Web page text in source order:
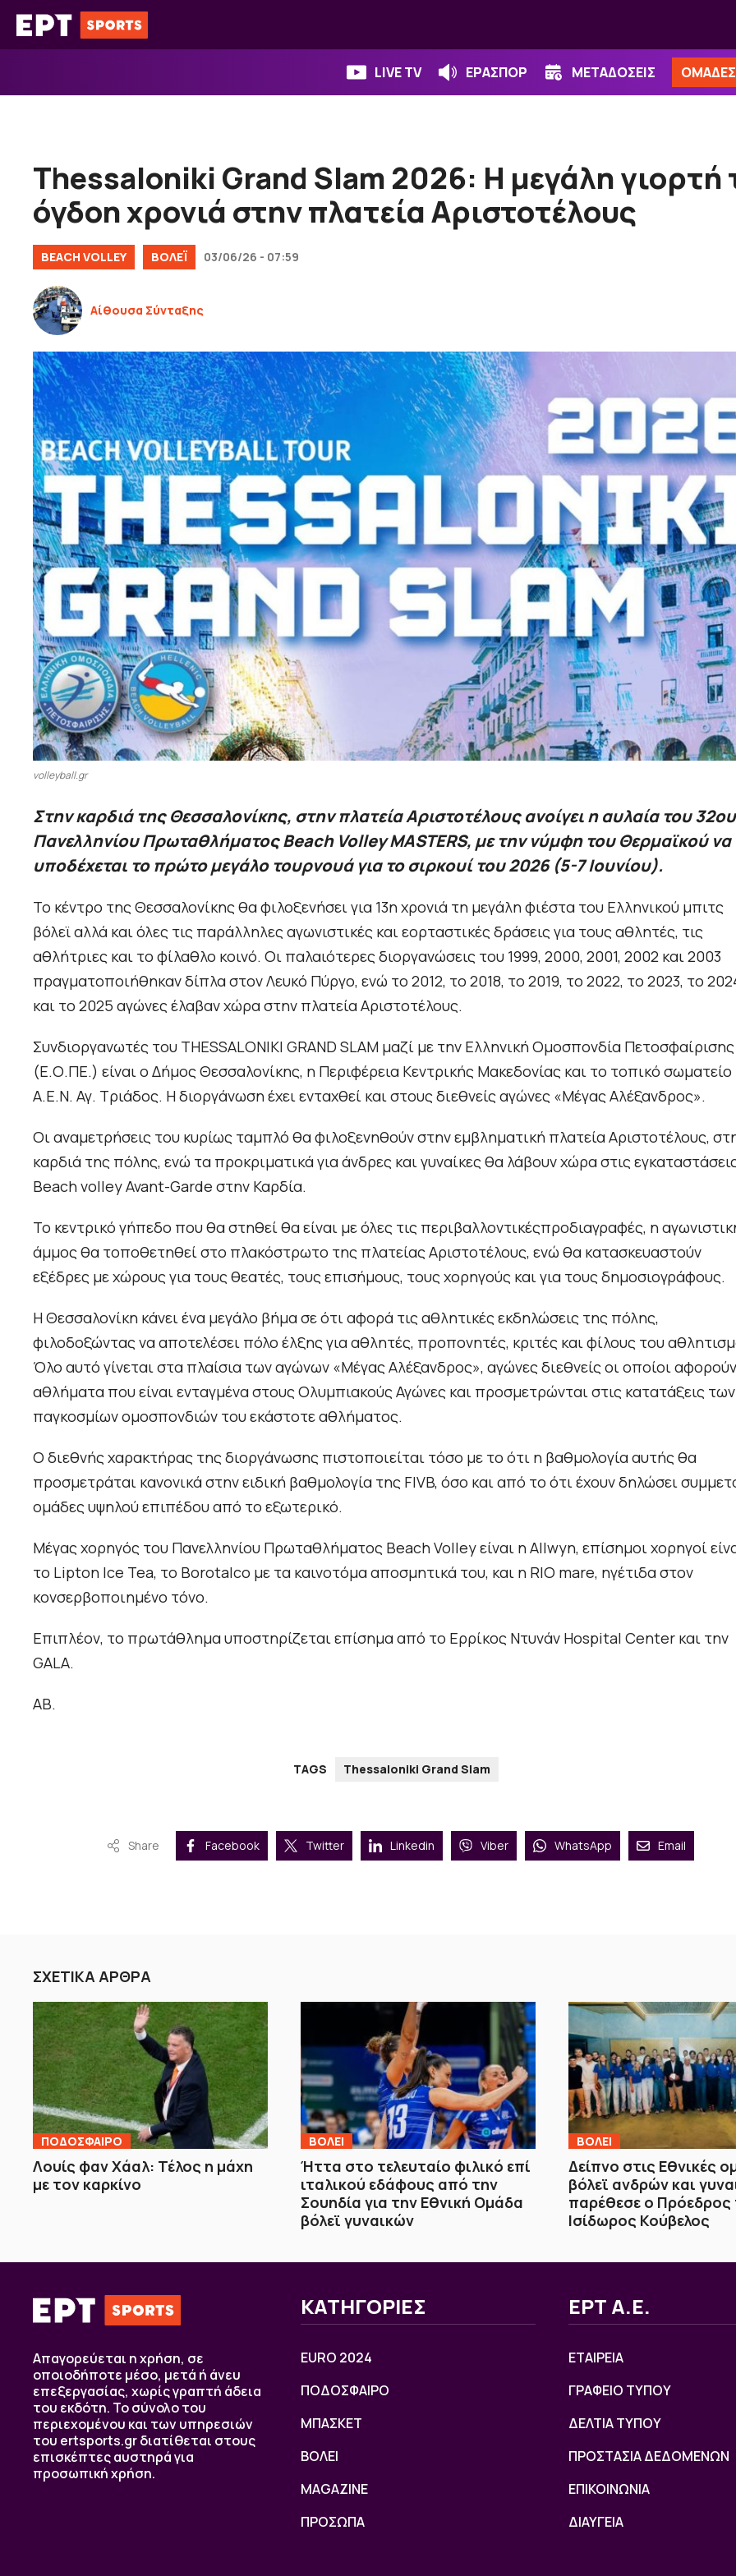
Μετάβαση
σε
LIVE TV ΕΡΑΣΠΟΡ ΜΕΤΑΔΟΣΕΙΣ ΟΜΑΔΕΣ
Thessaloniki Grand Slam 2026: Η μεγάλη γιορτή
όγδοη χρονιά στην πλατεία Αριστοτέλους
BEACH VOLLEY ΒOΛΕΪ 03/06/26 - 07:59
Αίθουσα Σύνταξης
volleyball.gr
Στην καρδιά της Θεσσαλονίκης, στην πλατεία Αριστοτέλους ανοίγει η αυλαία του 32ου
Πανελληνίου Πρωταθλήματος Beach Volley MASTERS, με την νύμφη του Θερμαϊκού να
υποδέχεται το πρώτο μεγάλο τουρνουά για το σιρκουί του 2026 (5-7 Ιουνίου).
Το κέντρο της Θεσσαλονίκης θα φιλοξενήσει για 13η χρονιά τη μεγάλη φιέστα του Ελληνικού μπιτς
βόλεϊ αλλά και όλες τις παράλληλες αγωνιστικές και εορταστικές δράσεις για τους αθλητές, τις
αθλήτριες και το φίλαθλο κοινό. Οι παλαιότερες διοργανώσεις του 1999, 2000, 2001, 2002 και 2003
πραγματοποιήθηκαν δίπλα στον Λευκό Πύργο, ενώ το 2012, το 2018, το 2019, το 2022, το 2023, το
και το 2025 αγώνες έλαβαν χώρα στην πλατεία Αριστοτέλους.
Συνδιοργανωτές του THESSALONIKI GRAND SLAM μαζί με την Ελληνική Ομοσπονδία Πετοσφαίρισης
(Ε.Ο.ΠΕ.) είναι ο Δήμος Θεσσαλονίκης, η Περιφέρεια Κεντρικής Μακεδονίας και το τοπικό σωματείο
Α.Ε.Ν. Αγ. Τριάδος. Η διοργάνωση έχει ενταχθεί και στους διεθνείς αγώνες «Μέγας Αλέξανδρος».
Οι αναμετρήσεις του κυρίως ταμπλό θα φιλοξενηθούν στην εμβληματική πλατεία Αριστοτέλους,
καρδιά της πόλης, ενώ τα προκριματικά για άνδρες και γυναίκες θα λάβουν χώρα στις
Beach volley Avant-Garde στην Καρδία.
Το κεντρικό γήπεδο που θα στηθεί θα είναι με όλες τις περιβαλλοντικέςπροδιαγραφές, η
άμμος θα τοποθετηθεί στο πλακόστρωτο της πλατείας Αριστοτέλους, ενώ θα κατασκευαστούν
εξέδρες με χώρους για τους θεατές, τους επισήμους, τους χορηγούς και για τους δημοσιογράφους.
H Θεσσαλονίκη κάνει ένα μεγάλο βήμα σε ότι αφορά τις αθλητικές εκδηλώσεις της πόλης,
φιλοδοξώντας να αποτελέσει πόλο έλξης για αθλητές, προπονητές, κριτές και φίλους του
Όλο αυτό γίνεται στα πλαίσια των αγώνων «Μέγας Αλέξανδρος», αγώνες διεθνείς οι οποίοι αφορούν
αθλήματα που είναι ενταγμένα στους Ολυμπιακούς Αγώνες και προσμετρώνται στις κατατάξεις των
παγκοσμίων ομοσπονδιών του εκάστοτε αθλήματος.
Ο διεθνής χαρακτήρας της διοργάνωσης πιστοποιείται τόσο με το ότι η βαθμολογία αυτής θα
προσμετράται κανονικά στην ειδική βαθμολογία της FIVB, όσο και από το ότι έχουν δηλώσει
ομάδες υψηλού επιπέδου από το εξωτερικό.
Μέγας χορηγός του Πανελληνίου Πρωταθλήματος Beach Volley είναι η Allwyn, επίσημοι χορηγοί
το Lipton Ice Tea, το Borotalco με τα καινοτόμα αποσμητικά του, και η RIO mare, ηγέτιδα στον
κονσερβοποιημένο τόνο.
Επιπλέον, το πρωτάθλημα υποστηρίζεται επίσημα από το Ερρίκος Ντυνάν Hospital Center και την
GALA.
ΑΒ.
TAGS Thessaloniki Grand Slam
Share Facebook Twitter Linkedin Viber WhatsApp Email
ΣΧΕΤΙΚΑ ΑΡΘΡΑ
ΠΟΔΟΣΦΑΙΡΟ
Λουίς φαν Χάαλ: Τέλος η μάχη
με τον καρκίνο
ΒOΛΕΙ
Ήττα στο τελευταίο φιλικό επί
ιταλικού εδάφους από την
Σουηδία για την Εθνική Ομάδα
βόλεϊ γυναικών
ΒOΛΕΙ
Δείπνο στις Εθνικές
βόλεϊ ανδρών και
παρέθεσε ο Πρόεδρος
Ισίδωρος Κούβελος
Απαγορεύεται η χρήση, σε
οποιοδήποτε μέσο, μετά ή άνευ
επεξεργασίας, χωρίς γραπτή άδεια
του εκδότη. Το σύνολο του
περιεχομένου και των υπηρεσιών
του ertsports.gr διατίθεται στους
επισκέπτες αυστηρά για
προσωπική χρήση.
ΚΑΤΗΓΟΡΙΕΣ
EURO 2024
ΠΟΔΟΣΦΑΙΡΟ
ΜΠΑΣΚΕΤ
ΒOΛΕΙ
MAGAZINE
ΠΡΟΣΩΠΑ
ΕΡΤ Α.Ε.
ΕΤΑΙΡΕΙΑ
ΓΡΑΦΕΙΟ ΤΥΠΟΥ
ΔΕΛΤΙΑ ΤΥΠΟΥ
ΠΡΟΣΤΑΣΙΑ ΔΕΔΟΜΕΝΩΝ
ΕΠΙΚΟΙΝΩΝΙΑ
ΔΙΑΥΓΕΙΑ